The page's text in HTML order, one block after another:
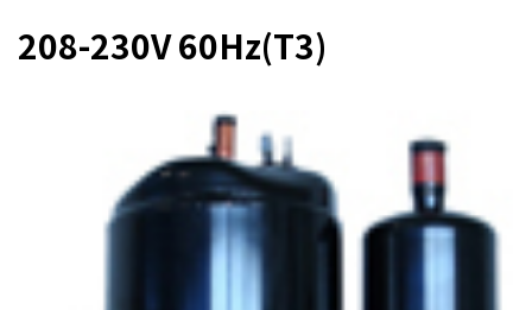
208-230V 60Hz(T3)